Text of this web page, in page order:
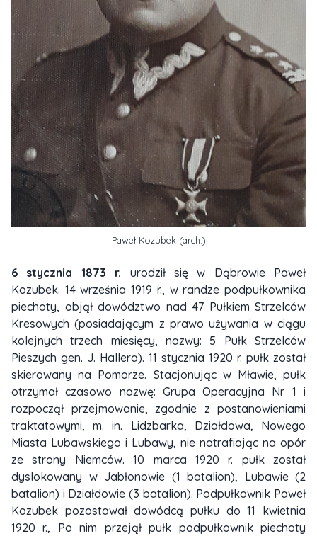
Paweł Kozubek (arch.)
6 stycznia 1873 r. urodził się w Dąbrowie Paweł
Kozubek. 14 września 1919 r., w randze podpułkownika
piechoty, objął dowództwo nad 47 Pułkiem Strzelców
Kresowych (posiadającym z prawo używania w ciągu
kolejnych trzech miesięcy, nazwy: 5 Pułk Strzelców
Pieszych gen. J. Hallera). 11 stycznia 1920 r. pułk został
skierowany na Pomorze. Stacjonując w Mławie, pułk
otrzymał czasowo nazwę: Grupa Operacyjna Nr 1 i
rozpoczął przejmowanie, zgodnie z postanowieniami
traktatowymi, m. in. Lidzbarka, Działdowa, Nowego
Miasta Lubawskiego i Lubawy, nie natrafiając na opór
ze strony Niemców. 10 marca 1920 r. pułk został
dyslokowany w Jabłonowie (1 batalion), Lubawie (2
batalion) i Działdowie (3 batalion). Podpułkownik Paweł
Kozubek pozostawał dowódcą pułku do 11 kwietnia
1920 r., Po nim przejął pułk podpułkownik piechoty